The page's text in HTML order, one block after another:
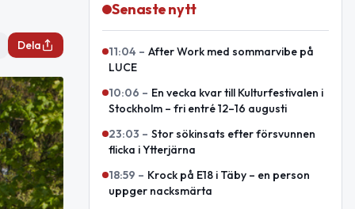
Dela
Senaste nytt
11:04 – After Work med sommarvibe på
LUCE
10:06 – En vecka kvar till Kulturfestivalen i
Stockholm – fri entré 12–16 augusti
23:03 – Stor sökinsats efter försvunnen
flicka i Ytterjärna
18:59 – Krock på E18 i Täby – en person
uppger nacksmärta